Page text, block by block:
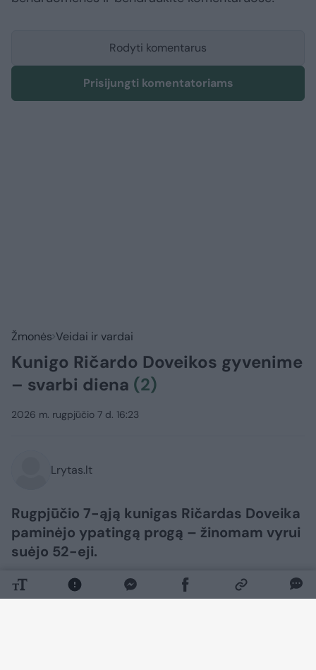
Rodyti komentarus
Prisijungti komentatoriams
Žmonės Veidai ir vardai
Kunigo Ričardo Doveikos gyvenime
– svarbi diena (2)
2026 m. rugpjūčio 7 d. 16:23
Lrytas.lt
Rugpjūčio 7-ąją kunigas Ričardas Doveika
paminėjo ypatingą progą – žinomam vyrui
suėjo 52-eji.